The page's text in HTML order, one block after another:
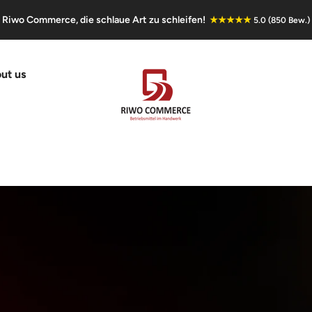
Riwo Commerce, die schlaue Art zu schleifen! ★★★★★ 5.0 (850 Bew.)
us